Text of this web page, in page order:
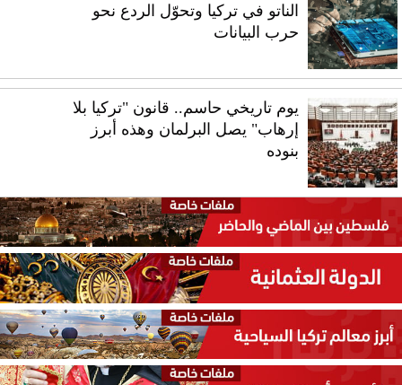
الناتو في تركيا وتحوّل الردع نحو
حرب البيانات
يوم تاريخي حاسم.. قانون "تركيا بلا
إرهاب" يصل البرلمان وهذه أبرز
بنوده